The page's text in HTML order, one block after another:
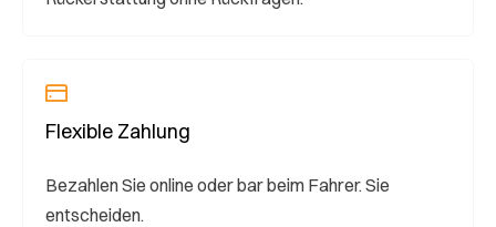
Flexible Zahlung
Bezahlen Sie online oder bar beim Fahrer. Sie
entscheiden.